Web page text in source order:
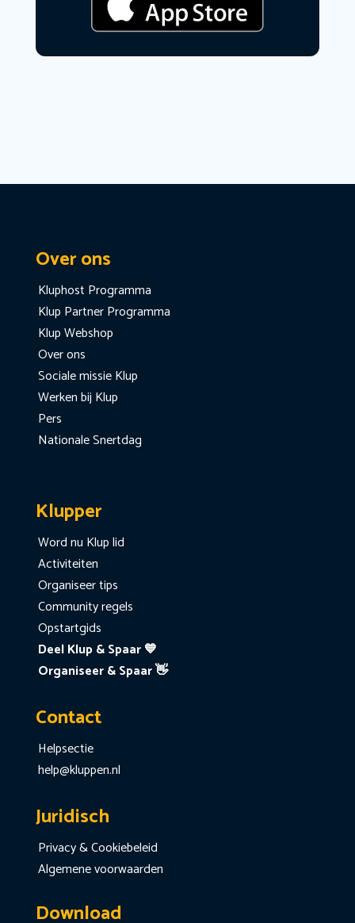
Over ons
Kluphost Programma
Klup Partner Programma
Klup Webshop
Over ons
Sociale missie Klup
Werken bij Klup
Pers
Nationale Snertdag
Klupper
Word nu Klup lid
Activiteiten
Organiseer tips
Community regels
Opstartgids
Deel Klup & Spaar 💙
Organiseer & Spaar 👋
Contact
Helpsectie
help@kluppen.nl
Juridisch
Privacy & Cookiebeleid
Algemene voorwaarden
Download